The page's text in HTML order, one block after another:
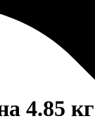
4.85 кг